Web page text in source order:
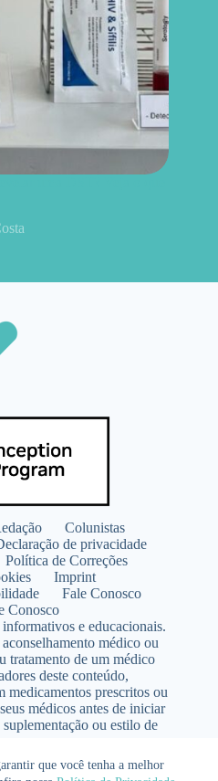
que você tenha a melhor
Colunistas
de privacidade
Política de Correções
Imprint
Fale Conosco
Conosco
e educacionais.
médico ou
tratamento de um médico
deste conteúdo,
medicamentos prescritos ou
médicos antes de iniciar
ou estilo de
pertence ao grupo